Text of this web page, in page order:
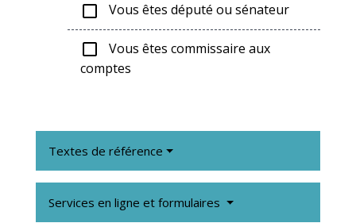
check_box_outline_blank Vous êtes député ou sénateur
check_box_outline_blank
Vous êtes commissaire aux
comptes
Textes de référence
Services en ligne et formulaires